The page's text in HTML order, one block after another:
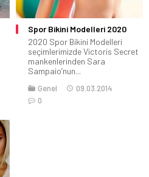
Spor Bikini Modelleri 2020
2020 Spor Bikini Modelleri
seçimlerimizde Victoris Secret
mankenlerinden Sara
Sampaio’nun...
Genel
09.03.2014
0